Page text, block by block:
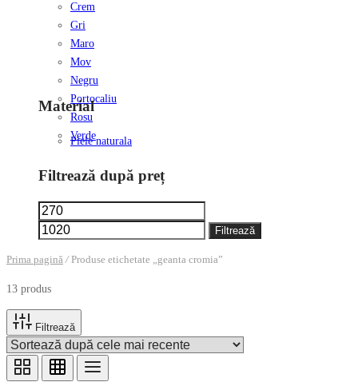
Crem
Gri
Maro
Mov
Negru
Portocaliu
Rosu
Verde
Material
Piele naturala
Filtrează după preț
Preț
minim
maxim
Filtrează
Prima pagină /Produse etichetate „geanta cromia”
13 produs
Filtrează